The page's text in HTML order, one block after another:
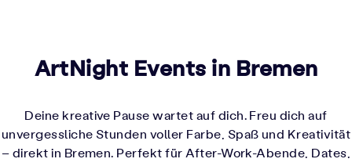
ArtNight Events in Bremen
Deine kreative Pause wartet auf dich. Freu dich auf
unvergessliche Stunden voller Farbe, Spaß und Kreativität
– direkt in Bremen. Perfekt für After-Work-Abende, Dates,